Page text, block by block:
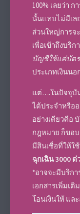
100% เลยว่า
นั้นแทบไม่มีเล
ส่วนใหญ่การจ
เพื่อเข้าถึงบริก
บัญชีใช้แค่บัตร
ประเภทเงินนอ
แต่….ในปัจจุบั
ได้ประจำหรือ
อย่างเดียวคือ
กฎหมาย ก็ขอบ
มีสินเชื่อที่ให้ใช้
ฉุกเฉิน 3000 ด่
*อาจจะมีบริกา
เอกสารเพิ่มเ
โอนเงินให้ แล